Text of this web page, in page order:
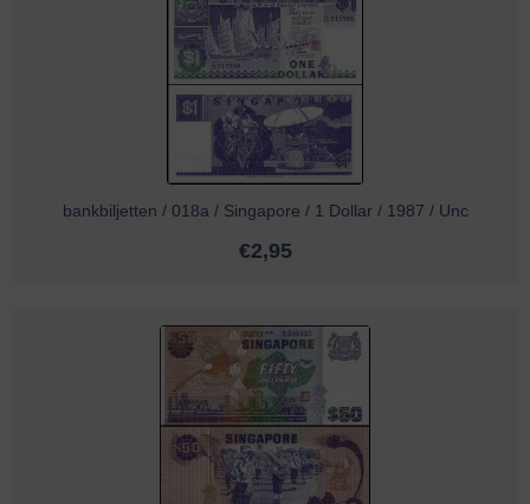
bankbiljetten / 018a / Singapore / 1 Dollar / 1987 / Unc
€2,95